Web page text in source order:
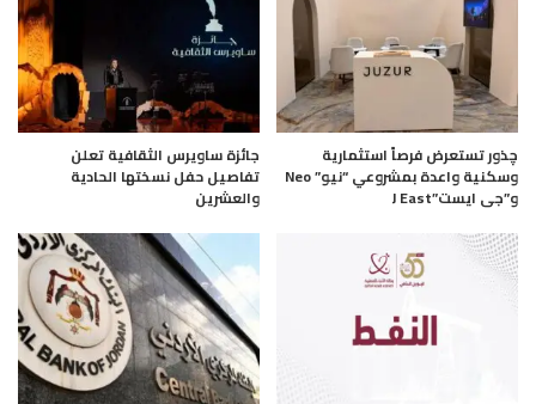
چذور تستعرض فرصاً استثمارية
وسكنية واعدة بمشروعي “نيو” Neo
و”جى ايست”J East
جائزة ساويرس الثقافية تعلن
تفاصيل حفل نسختها الحادية
والعشرين